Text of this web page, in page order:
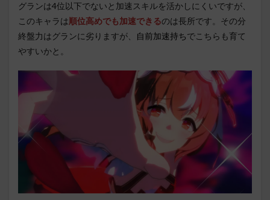
グランは4位以下でないと加速スキルを活かしにくいですが、
このキャラは 順位高めでも加速できるのは長所です。その分
終盤力はグランに劣りますが、
自前加速持ちでこちらも育て
やすいかと。